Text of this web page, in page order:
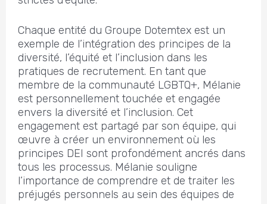
Chaque entité du Groupe Dotemtex est un
exemple de l’intégration des principes de la
diversité, l’équité et l’inclusion dans les
pratiques de recrutement. En tant que
membre de la communauté LGBTQ+, Mélanie
est personnellement touchée et engagée
envers la diversité et l’inclusion. Cet
engagement est partagé par son équipe, qui
œuvre à créer un environnement où les
principes DEI sont profondément ancrés dans
tous les processus. Mélanie souligne
l’importance de comprendre et de traiter les
préjugés personnels au sein des équipes de